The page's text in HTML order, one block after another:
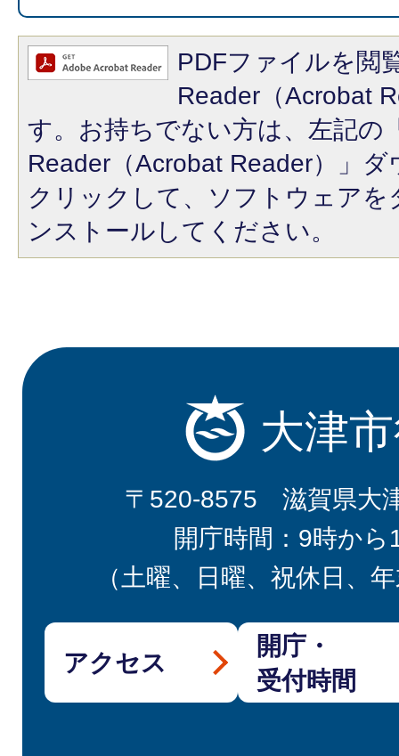
PDFファイルを閲
Reader（Acrobat
す。お持ちでない方は、左記の
Reader（Acrobat Reader）」
クリックして、ソフトウェア
ンストールしてください。
大津
〒520-8575 滋賀県大
開庁時間：9時から
（土曜、日曜、祝休日、
アクセス
開庁・
受付時間